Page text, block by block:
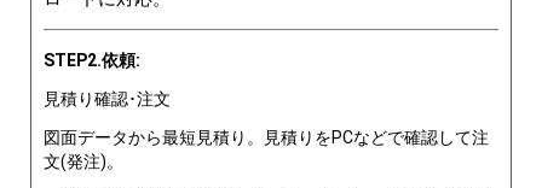
STEP2.依頼:
見積り確認･注文
図面データから最短見積り。見積りをPCなどで確認して注
文(発注)。